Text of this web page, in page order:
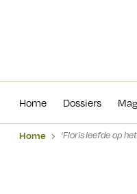
Home Dossiers
Home ‘Floris leefde op